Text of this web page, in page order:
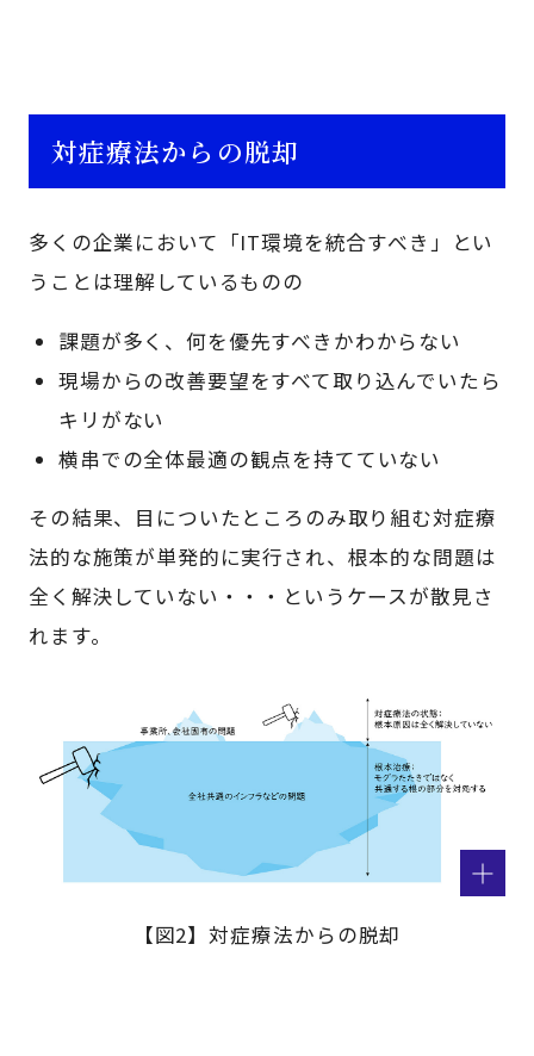
対症療法からの脱却
多くの企業において「IT環境を統合すべき」とい
うことは理解しているものの
課題が多く、何を優先すべきかわからない
現場からの改善要望をすべて取り込んでいたら
キリがない
横串での全体最適の観点を持てていない
その結果、目についたところのみ取り組む対症療
法的な施策が単発的に実行され、根本的な問題は
全く解決していない・・・というケースが散見さ
れます。
【図2】対症療法からの脱却